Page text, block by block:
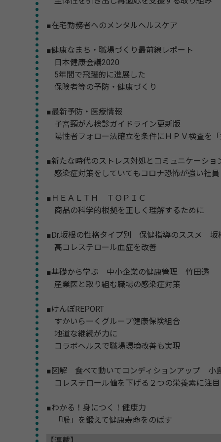
■在宅勤務者へのメンタルヘルスケア
■健康なまち・職場づくり最前線レポート
日本健康会議2020
5年間で飛躍的に進展した
保険者等の予防・健康づくり
■最新予防・医療情報
子宮頸がん検診ガイドライン更新版
陽性者フォロー法確立を条件にＨＰＶ検査を「
■新たな時代のストレス対処とコミュニケーシ
感染症対策をしていてもコロナ恐怖が強い社員
■ＨＥＡＬＴＨ ＴＯＰＩＣ
商品の科学的根拠を正しく理解するために
■Dr.坂根の性格タイプ別 保健指導のススメ 坂
高コレステロール血症を改善
■基礎から学ぶ 中小企業の健康管理 竹田透
産業医と取り組む職場の感染症対策
■けんぽREPORT
すかいらーくグループ健康保険組合
地道な継続が力に
コラボヘルスで職場環境改善も実現
■図解 食べて動いてコンディションアップ 小
コレステロール値を下げる２つの栄養素に注目
■わかる！身につく！健康力
「喉」を鍛えて健康寿命をのばす